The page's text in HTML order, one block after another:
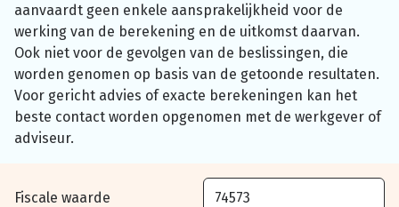
aanvaardt geen enkele aansprakelijkheid voor de
werking van de berekening en de uitkomst daarvan.
Ook niet voor de gevolgen van de beslissingen, die
worden genomen op basis van de getoonde resultaten.
Voor gericht advies of exacte berekeningen kan het
beste contact worden opgenomen met de werkgever of
adviseur.
Fiscale waarde